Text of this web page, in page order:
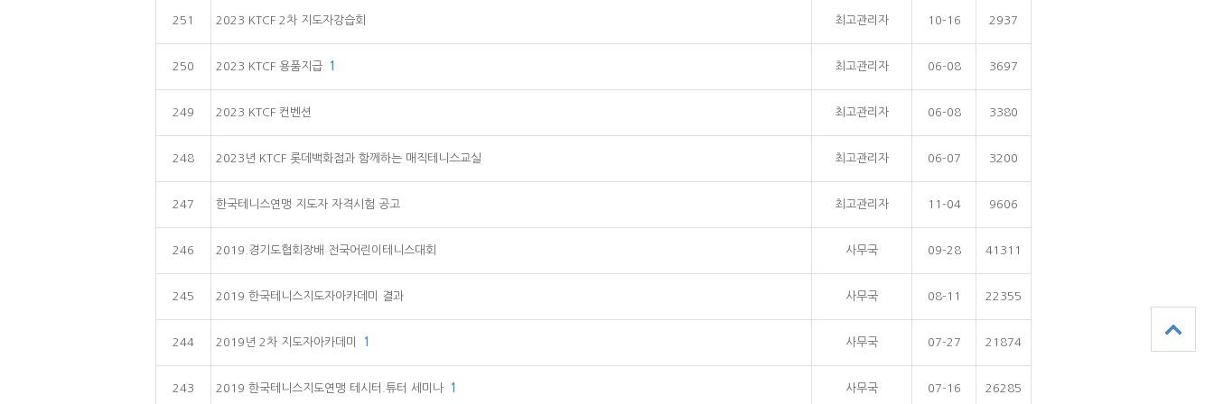
251 2023 KTCF 2차 지도자강습회 최고관리자 10-16 2937
250 2023 KTCF 용품지급 1 최고관리자 06-08 3697
249 2023 KTCF 컨벤션 최고관리자 06-08 3380
248 2023년 KTCF 롯데백화점과 함께하는 매직테니스교실 최고관리자 06-07 3200
247 한국테니스연맹 지도자 자격시험 공고 최고관리자 11-04 9606
246 2019.경기도협회장배 전국어린이테니스대회 사무국 09-28 41311
245 2019 한국테니스지도자아카데미 결과 사무국 08-11 22355
244 2019년 2차 지도자아카데미 1 사무국 07-27 21874
243 2019 한국테니스지도연맹 테시터.튜터 세미나 1 사무국 07-16 26285